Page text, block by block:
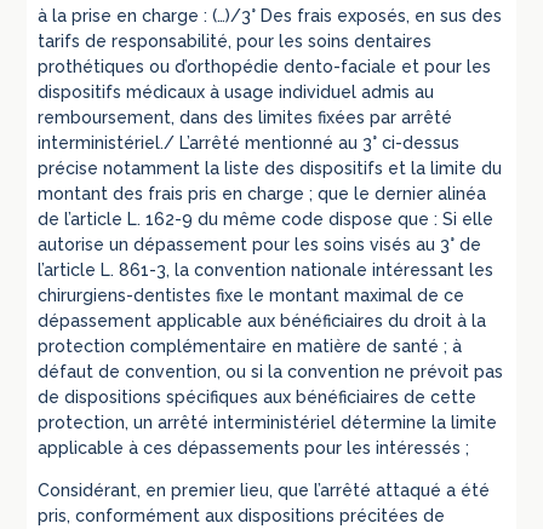
à la prise en charge : (…)/3° Des frais exposés, en sus des
tarifs de responsabilité, pour les soins dentaires
prothétiques ou d’orthopédie dento-faciale et pour les
dispositifs médicaux à usage individuel admis au
remboursement, dans des limites fixées par arrêté
interministériel./ L’arrêté mentionné au 3° ci-dessus
précise notamment la liste des dispositifs et la limite du
montant des frais pris en charge ; que le dernier alinéa
de l’article L. 162-9 du même code dispose que : Si elle
autorise un dépassement pour les soins visés au 3° de
l’article L. 861-3, la convention nationale intéressant les
chirurgiens-dentistes fixe le montant maximal de ce
dépassement applicable aux bénéficiaires du droit à la
protection complémentaire en matière de santé ; à
défaut de convention, ou si la convention ne prévoit pas
de dispositions spécifiques aux bénéficiaires de cette
protection, un arrêté interministériel détermine la limite
applicable à ces dépassements pour les intéressés ;
Considérant, en premier lieu, que l’arrêté attaqué a été
pris, conformément aux dispositions précitées de